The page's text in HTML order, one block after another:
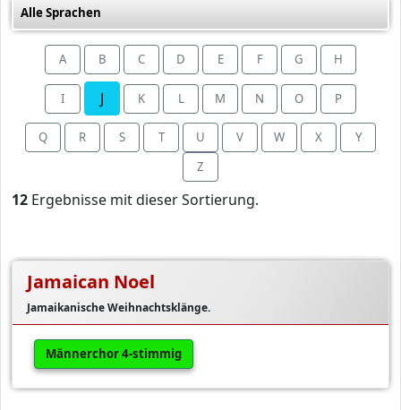
A B C D E F G H
I J K L M N O P
Q R S T U V W X
Y
Z
12 Ergebnisse mit dieser Sortierung.
Jamaican Noel
Jamaikanische Weihnachtsklänge.
Männerchor 4-stimmig